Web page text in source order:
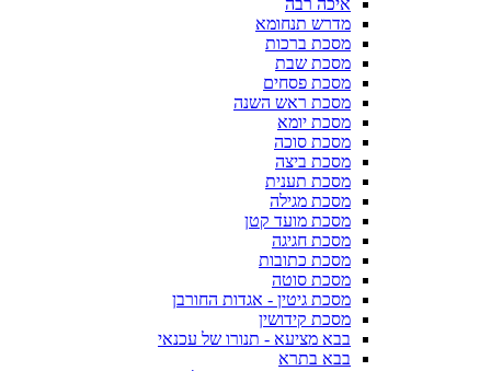
איכה רבה
מדרש תנחומא
מסכת ברכות
מסכת שבת
מסכת פסחים
מסכת ראש השנה
מסכת יומא
מסכת סוכה
מסכת ביצה
מסכת תענית
מסכת מגילה
מסכת מועד קטן
מסכת חגיגה
מסכת כתובות
מסכת סוטה
מסכת גיטין - אגדות החורבן
מסכת קידושין
בבא מציעא - תנורו של עכנאי
בבא בתרא